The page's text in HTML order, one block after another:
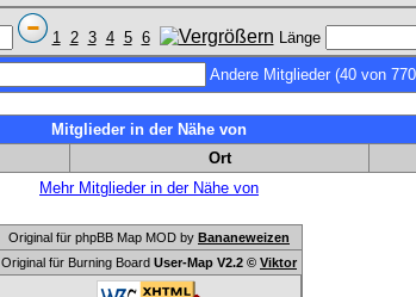
1 2 3 4 5 6 Länge
Andere Mitglieder (40 von
Mitglieder in der Nähe von
Ort
Mehr Mitglieder in der Nähe von
Original für phpBB Map MOD by Bananeweizen
Original für Burning Board User-Map V2.2 © Viktor